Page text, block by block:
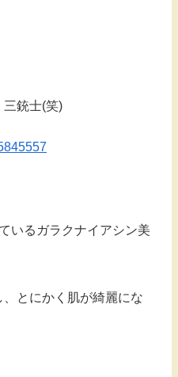
三銃士(笑)
いるガラクナイアシン美
とにかく肌が綺麗にな